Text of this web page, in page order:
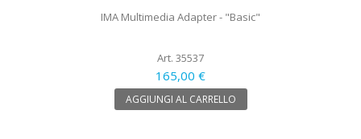
IMA Multimedia Adapter - "Basic"
Art. 35537
165,00 €
AGGIUNGI AL CARRELLO